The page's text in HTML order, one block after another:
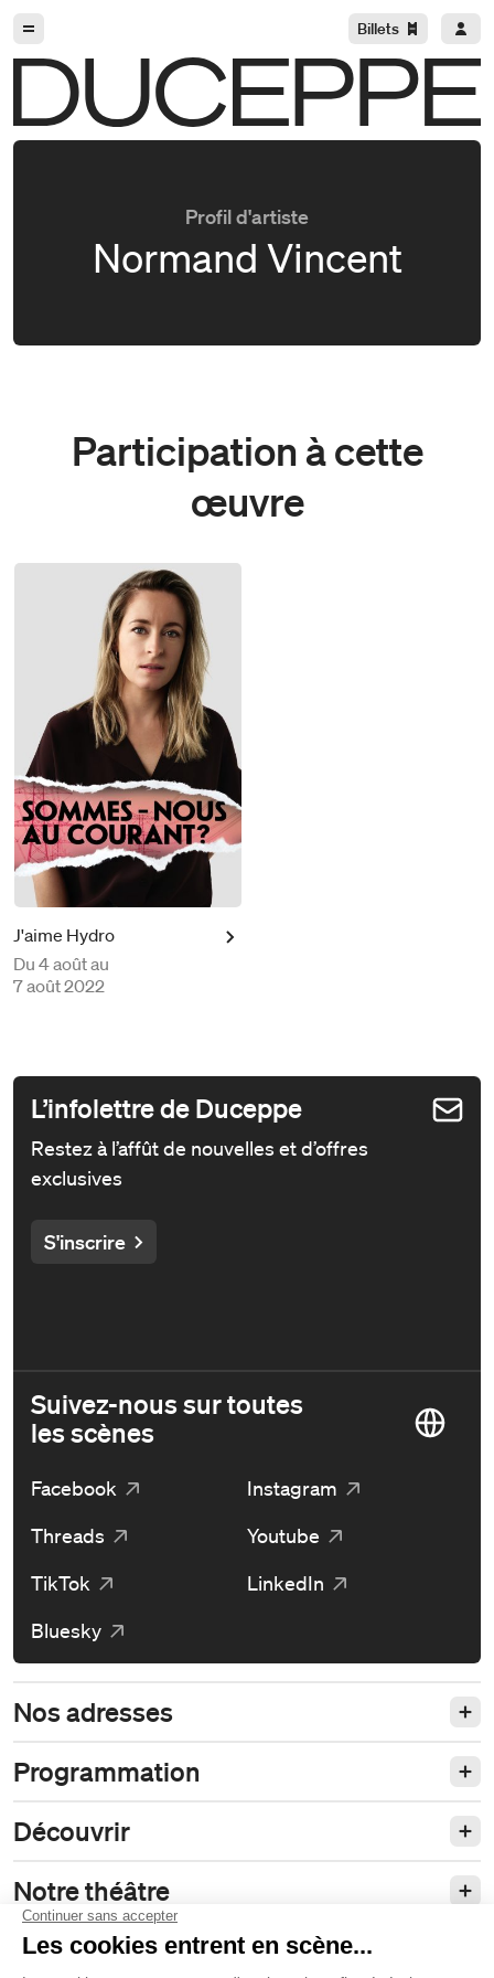
Billets
Profil d'artiste
Normand Vincent
Participation à cette
œuvre
J'aime Hydro
Du 4 août au
7 août 2022
L’infolettre de Duceppe
Restez à l’affût de nouvelles et d’offres
exclusives
S'inscrire
Suivez-nous sur toutes
les scènes
Facebook
Instagram
Threads
Youtube
TikTok
LinkedIn
Bluesky
Nos adresses
Programmation
Découvrir
Notre théâtre
Philanthropie et partenariats